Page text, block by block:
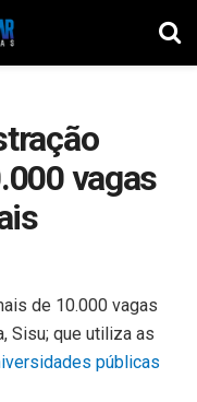
vagas
de 10.000 vagas
Sisu; que utiliza as
públicas